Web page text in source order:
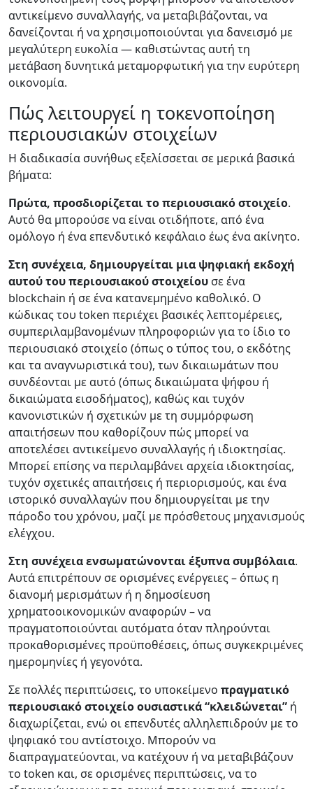
αντικείμενο συναλλαγής, να μεταβιβάζονται, να
δανείζονται ή να χρησιμοποιούνται για δανεισμό με
μεγαλύτερη ευκολία — καθιστώντας αυτή τη
μετάβαση δυνητικά μεταμορφωτική για την ευρύτερη
οικονομία.
Πώς λειτουργεί η τοκενοποίηση
περιουσιακών στοιχείων
Η διαδικασία συνήθως εξελίσσεται σε μερικά βασικά
βήματα:
Πρώτα, προσδιορίζεται το περιουσιακό στοιχείο.
Αυτό θα μπορούσε να είναι οτιδήποτε, από ένα
ομόλογο ή ένα επενδυτικό κεφάλαιο έως ένα ακίνητο.
Στη συνέχεια, δημιουργείται μια ψηφιακή εκδοχή
αυτού του περιουσιακού στοιχείου σε ένα
blockchain ή σε ένα κατανεμημένο καθολικό. Ο
κώδικας του token περιέχει βασικές λεπτομέρειες,
συμπεριλαμβανομένων πληροφοριών για το ίδιο το
περιουσιακό στοιχείο (όπως ο τύπος του, ο εκδότης
και τα αναγνωριστικά του), των δικαιωμάτων που
συνδέονται με αυτό (όπως δικαιώματα ψήφου ή
δικαιώματα εισοδήματος), καθώς και τυχόν
κανονιστικών ή σχετικών με τη συμμόρφωση
απαιτήσεων που καθορίζουν πώς μπορεί να
αποτελέσει αντικείμενο συναλλαγής ή ιδιοκτησίας.
Μπορεί επίσης να περιλαμβάνει αρχεία ιδιοκτησίας,
τυχόν σχετικές απαιτήσεις ή περιορισμούς, και ένα
ιστορικό συναλλαγών που δημιουργείται με την
πάροδο του χρόνου, μαζί με πρόσθετους μηχανισμούς
ελέγχου.
Στη συνέχεια ενσωματώνονται έξυπνα συμβόλαια.
Αυτά επιτρέπουν σε ορισμένες ενέργειες – όπως η
διανομή μερισμάτων ή η δημοσίευση
χρηματοοικονομικών αναφορών – να
πραγματοποιούνται αυτόματα όταν πληρούνται
προκαθορισμένες προϋποθέσεις, όπως συγκεκριμένες
ημερομηνίες ή γεγονότα.
Σε πολλές περιπτώσεις, το υποκείμενο πραγματικό
περιουσιακό στοιχείο ουσιαστικά “κλειδώνεται” ή
διαχωρίζεται, ενώ οι επενδυτές αλληλεπιδρούν με το
ψηφιακό του αντίστοιχο. Μπορούν να
διαπραγματεύονται, να κατέχουν ή να μεταβιβάζουν
το token και, σε ορισμένες περιπτώσεις, να το